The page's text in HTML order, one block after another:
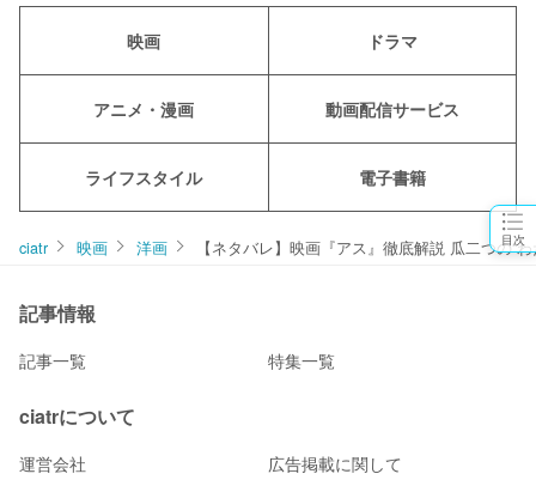
目次
映画 ドラマ
アニメ・漫画 動画配信サービス
ライフスタイル 電子書籍
ciatr 映画 洋画 【ネタバレ】映画『アス』徹底解説 瓜二つの“
記事情報
記事一覧 特集一覧
ciatrについて
運営会社
広告掲載に関して